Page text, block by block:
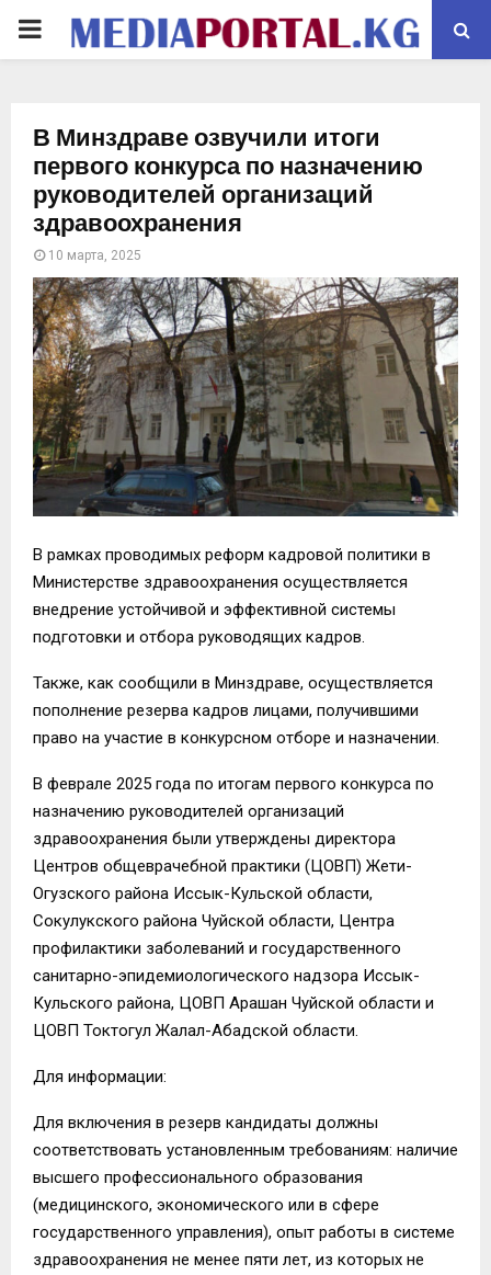
PRIMARY
В Минздраве озвучили итоги
первого конкурса по назначению
руководителей организаций
здравоохранения
10 марта, 2025
В рамках проводимых реформ кадровой политики в
Министерстве здравоохранения осуществляется
внедрение устойчивой и эффективной системы
подготовки и отбора руководящих кадров.
Также, как сообщили в Минздраве, осуществляется
пополнение резерва кадров лицами, получившими
право на участие в конкурсном отборе и назначении.
В феврале 2025 года по итогам первого конкурса по
назначению руководителей организаций
здравоохранения были утверждены директора
Центров общеврачебной практики (ЦОВП) Жети-
Огузского района Иссык-Кульской области,
Сокулукского района Чуйской области, Центра
профилактики заболеваний и государственного
санитарно-эпидемиологического надзора Иссык-
Кульского района, ЦОВП Арашан Чуйской области и
ЦОВП Токтогул Жалал-Абадской области.
Для информации:
Для включения в резерв кандидаты должны
соответствовать установленным требованиям: наличие
высшего профессионального образования
(медицинского, экономического или в сфере
государственного управления), опыт работы в системе
здравоохранения не менее пяти лет, из которых не